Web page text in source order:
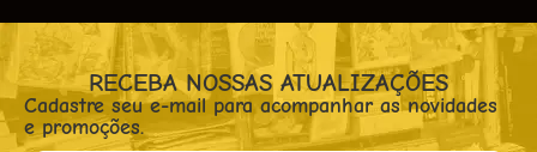
RECEBA NOSSAS ATUALIZAÇÕES
Cadastre seu e-mail para acompanhar as novidades
e promoções.